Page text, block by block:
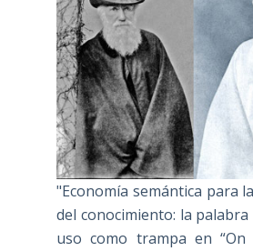
"Economía semántica para
del conocimiento: la palabra
uso como trampa en